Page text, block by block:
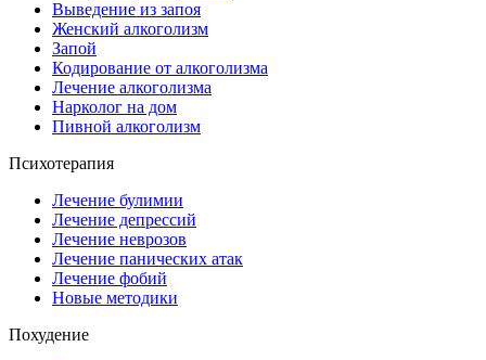
Выведение из запоя
Женский алкоголизм
Запой
Кодирование от алкоголизма
Лечение алкоголизма
Нарколог на дом
Пивной алкоголизм
Психотерапия
Лечение булимии
Лечение депрессий
Лечение неврозов
Лечение панических атак
Лечение фобий
Новые методики
Похудение